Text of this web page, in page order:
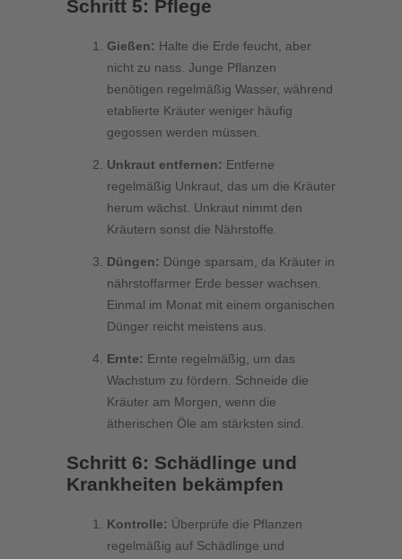
Schritt 5: Pflege
Gießen: Halte die Erde feucht, aber
nicht zu nass. Junge Pflanzen
benötigen regelmäßig Wasser, während
etablierte Kräuter weniger häufig
gegossen werden müssen.
Unkraut entfernen: Entferne
regelmäßig Unkraut, das um die Kräuter
herum wächst. Unkraut nimmt den
Kräutern sonst die Nährstoffe.
Düngen: Dünge sparsam, da Kräuter in
nährstoffarmer Erde besser wachsen.
Einmal im Monat mit einem organischen
Dünger reicht meistens aus.
Ernte: Ernte regelmäßig, um das
Wachstum zu fördern. Schneide die
Kräuter am Morgen, wenn die
ätherischen Öle am stärksten sind.
Schritt 6: Schädlinge und
Krankheiten bekämpfen
Kontrolle: Überprüfe die Pflanzen
regelmäßig auf Schädlinge und